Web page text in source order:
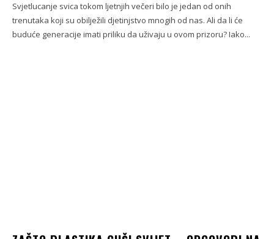
Svjetlucanje svica tokom ljetnjih večeri bilo je jedan od onih
trenutaka koji su obilježili djetinjstvo mnogih od nas. Ali da li će
buduće generacije imati priliku da uživaju u ovom prizoru? Iako...